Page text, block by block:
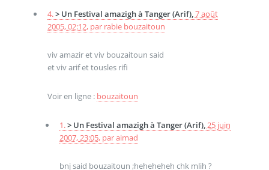
4.> Un Festival amazigh à Tanger (Arif),7 août
2005, 02:12, par rabie bouzaitoun
viv amazir et viv bouzaitoun said
et viv arif et tousles rifi
Voir en ligne : bouzaitoun
1.> Un Festival amazigh à Tanger (Arif),25 juin
2007, 23:05, paraimad
bnj said bouzaitoun ;heheheheh chk mlih ?